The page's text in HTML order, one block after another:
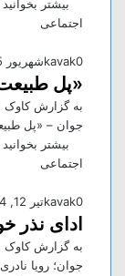
بیشتر
اجتماعی
kavakشهریور 25, 1404 0
«پل
جوان – «پل
بیشتر
اجتماعی
kavakتیر 12, 1404 0
ادای نذر
جوان؛ رویا